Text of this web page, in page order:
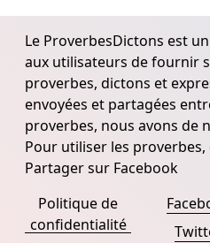
Le ProverbesDictons est
aux utilisateurs de fournir
proverbes, dictons et
envoyées et partagées
proverbes, nous avons de
Pour utiliser les
Partager sur Facebook
Politique de
confidentialité